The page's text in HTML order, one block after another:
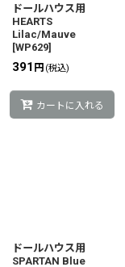
ドールハウス用
HEARTS
Lilac/Mauve
[WP629]
391 円 (税込)
カートに入れる
ドールハウス用
SPARTAN Blue